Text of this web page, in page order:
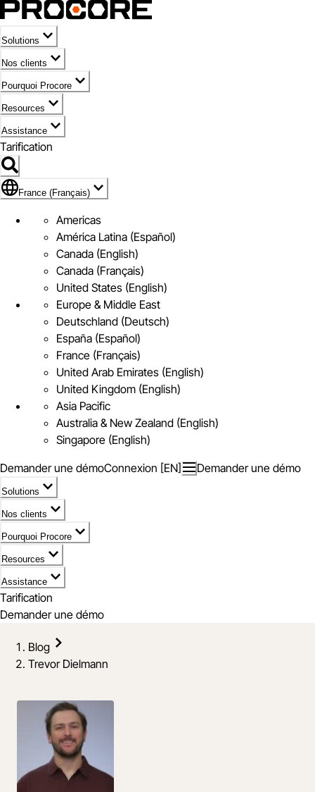
Solutions
Nos clients
Pourquoi Procore
Resources
Assistance
Tarification
Pavillon de France (Français)
France (Français)
Americas
América Latina (Español)
Canada (English)
Canada (Français)
United States (English)
Europe & Middle East
Deutschland (Deutsch)
España (Español)
France (Français)
United Arab Emirates (English)
United Kingdom (English)
Asia Pacific
Australia & New Zealand (English)
Singapore (English)
Demander une démoConnexion [EN] Demander une démo
Solutions
Nos clients
Pourquoi Procore
Resources
Assistance
Tarification
Demander une démo
Blog
Trevor Dielmann